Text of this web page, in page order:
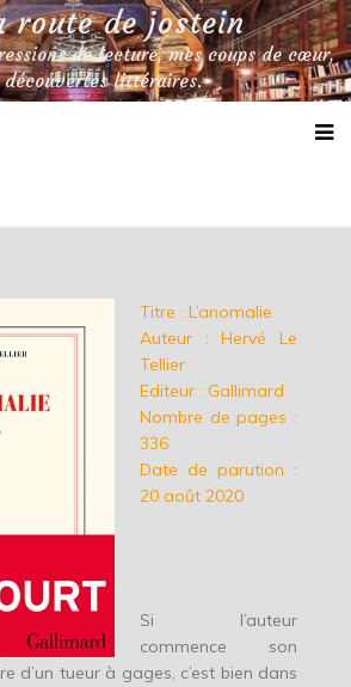
route de jostein
de lecture, mes coups de cœur,
découvertes littéraires.
Titre : L’anomalie
Auteur : Hervé Le
Tellier
Editeur : Gallimard
Nombre de pages :
336
Date de parution :
20 août 2020
Si l’auteur
commence son
d’un tueur à gages, c’est bien dans